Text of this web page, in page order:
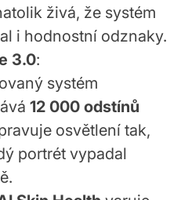
živá, že systém
i hodnostní odznaky.
3.0:
systém
12 000 odstínů
osvětlení tak,
portrét vypadal